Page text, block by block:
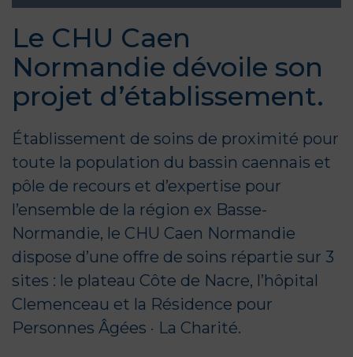
Le CHU Caen
Normandie dévoile son
projet d’établissement.
Établissement de soins de proximité pour
toute la population du bassin caennais et
pôle de recours et d’expertise pour
l’ensemble de la région ex Basse-
Normandie, le CHU Caen Normandie
dispose d’une offre de soins répartie sur 3
sites : le plateau Côte de Nacre, l’hôpital
Clemenceau et la Résidence pour
Personnes Âgées · La Charité.